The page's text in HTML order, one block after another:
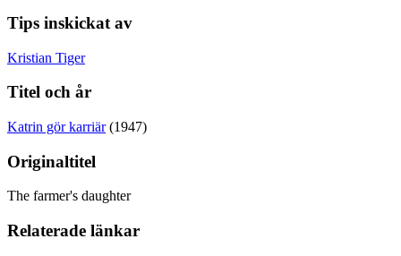
Tips inskickat av
Kristian Tiger
Titel och år
Katrin gör karriär(1947)
Originaltitel
The farmer's daughter
Relaterade länkar